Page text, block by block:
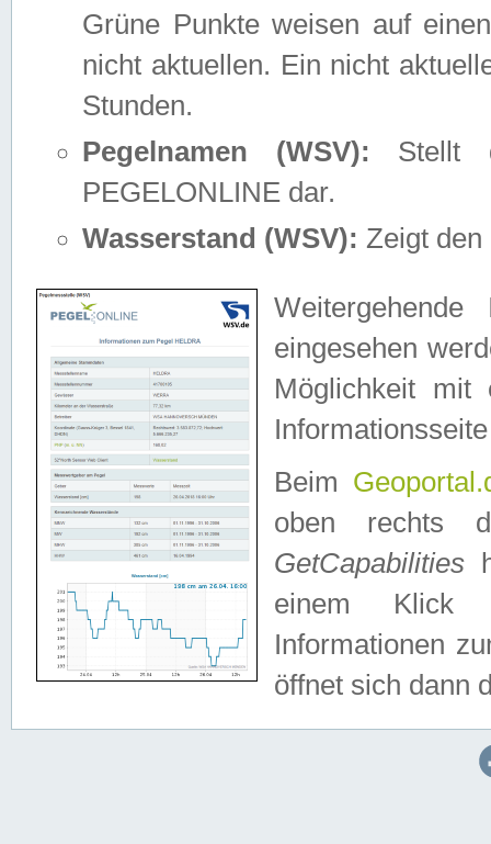
Grüne Punkte weisen auf
nicht aktuellen. Ein nicht
Stunden.
Pegelnamen (WSV): Stellt
PEGELONLINE dar.
Wasserstand (WSV): Zeigt den
eingesehen
Möglichkeit mit
Beim
oben rechts
GetCapabilities
einem Klick
Informationen
öffnet sich dann